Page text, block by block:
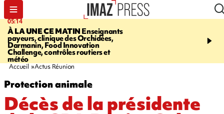
05:14
À LA UNE CE MATIN Enseignants
payeurs, clinique des Orchidées,
Darmanin, Food Innovation
Challenge, contrôles routiers et
météo
07:08
Orchidées pourrait
conséquences pour les
Accueil Actus Réunion
Protection animale
Décès de la présidente